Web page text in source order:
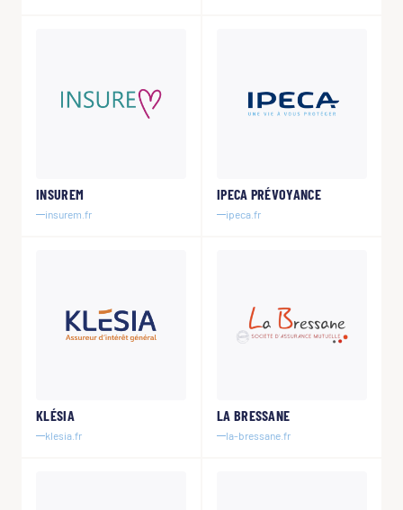
INSUREM
insurem.fr
IPECA PRÉVOYANCE
ipeca.fr
KLÉSIA
klesia.fr
LA BRESSANE
la-bressane.fr